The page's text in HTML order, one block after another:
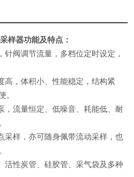
样器功能及特点：
针阀调节流量，多档位定时设定，
高，体积小、性能稳定，结构紧
。
，流量恒定、低噪音、耗能低、耐
采样，亦可随身佩带流动采样，也
活性炭管、硅胶管、采气袋及多种